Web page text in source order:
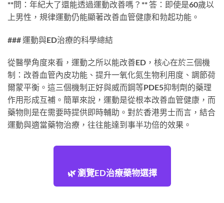
**問：年紀大了還能透過運動改善嗎？** 答：即使是60歲以
上男性，規律運動仍能顯著改善血管健康和勃起功能。
### 運動與ED治療的科學總結
從醫學角度來看，運動之所以能改善ED，核心在於三個機
制：改善血管內皮功能、提升一氧化氮生物利用度、調節荷
爾蒙平衡。這三個機制正好與威而鋼等PDE5抑制劑的藥理
作用形成互補。簡單來說，運動是從根本改善血管健康，而
藥物則是在需要時提供即時輔助。對於香港男士而言，結合
運動與適當藥物治療，往往能達到事半功倍的效果。
🌿 瀏覽ED治療藥物選擇